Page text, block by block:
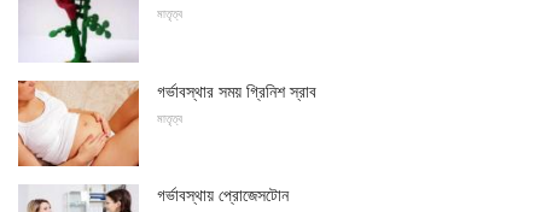
মাতৃত্ব
গর্ভাবস্থার সময় গ্রিনিশ স্রাব
মাতৃত্ব
গর্ভাবস্থায় প্রোজেসটোন